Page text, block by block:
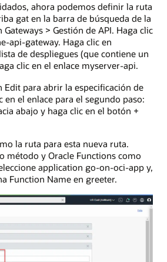
ahora podemos definir la ruta
gat en la barra de búsqueda de la
> Gestión de API. Haga clic
api-gateway. Haga clic en
de despliegues (que contiene un
clic en el enlace myserver-api.
Edit para abrir la especificación de
en el enlace para el segundo paso:
abajo y haga clic en el botón +
la ruta para esta nueva ruta.
método y Oracle Functions como
application go-on-oci-app y,
Function Name en greeter.